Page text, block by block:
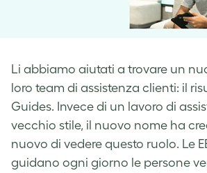
Li abbiamo aiutati a trovare un
loro team di assistenza clienti: il
Guides. Invece di un lavoro di
vecchio stile, il nuovo nome ha
nuovo di vedere questo ruolo. Le
guidano ogni giorno le persone